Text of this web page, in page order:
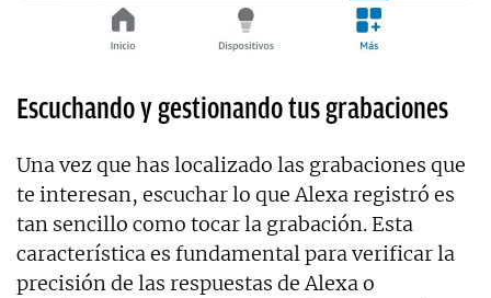
Escuchando y gestionando tus grabaciones
Una vez que has localizado las grabaciones que
te interesan, escuchar lo que Alexa registró es
tan sencillo como tocar la grabación. Esta
característica es fundamental para verificar la
precisión de las respuestas de Alexa o